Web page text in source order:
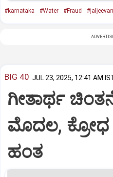
#karnataka #Water #Fraud
BIG 40 JUL 23, 2025, 12:41 AM
ಗೀತಾರ್ಥ
ಮೊದಲ,
ಹಂತ